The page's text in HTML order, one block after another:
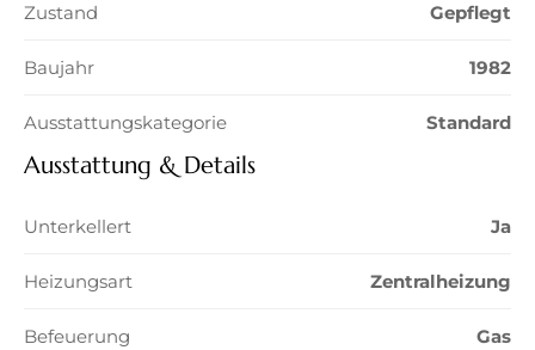
Zustand Gepflegt
Baujahr 1982
Ausstattungskategorie Standard
Ausstattung & Details
Unterkellert Ja
Heizungsart Zentralheizung
Befeuerung Gas